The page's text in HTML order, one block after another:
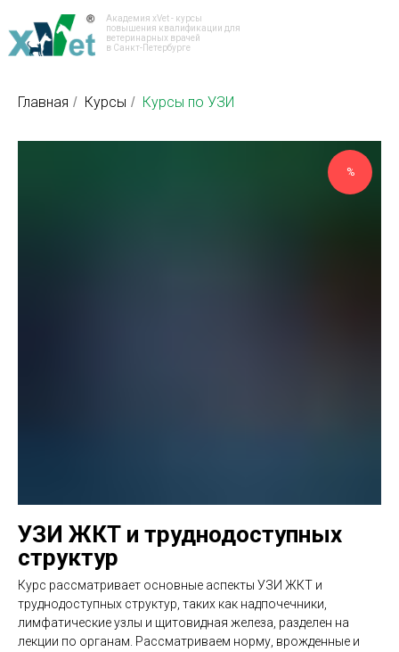
Академия xVet - курсы
повышения квалификации для
ветеринарных врачей
в Санкт-Петербурге
Главная / Курсы / Курсы по УЗИ
%
УЗИ ЖКТ и труднодоступных
структур
Курс рассматривает основные аспекты УЗИ ЖКТ и
труднодоступных структур, таких как надпочечники,
лимфатические узлы и щитовидная железа, разделен на
лекции по органам. Рассматриваем норму, врожденные и